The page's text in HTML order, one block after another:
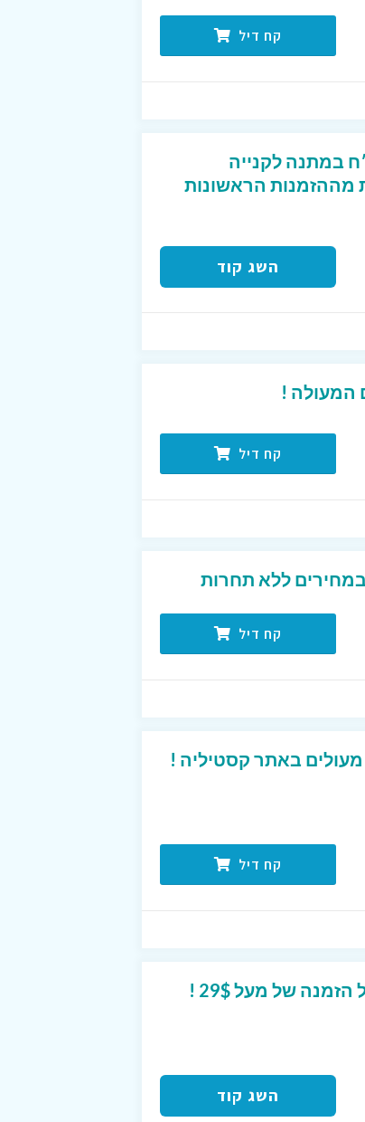
קח דיל
מפנק שנותן 40 ש״ח במתנה לקנייה
אחת מההזמנות הראשונות
השג קוד
המעולה !
קח דיל
במחירים ללא תחרות
קח דיל
באתר קסטיליה !
קח דיל
השג קוד